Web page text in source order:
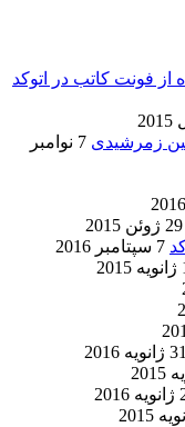
از فونت کاتب در اتوکد
زمرشیدی
7 نوامبر
29 ژوئن 2015
7 سپتامبر 2016
31 ژانویه 2016